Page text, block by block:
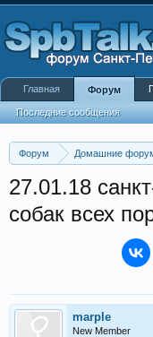
Форум Домашние
27.01.18
собак всех
marple
New Member
Главная Форум
Последние сообщения